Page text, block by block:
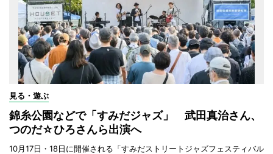
見る・遊ぶ
錦糸公園などで「すみだジャズ」 武田真治さん、
つのだ☆ひろさんら出演へ
10月17日・18日に開催される「すみだストリートジャズフェスティバル